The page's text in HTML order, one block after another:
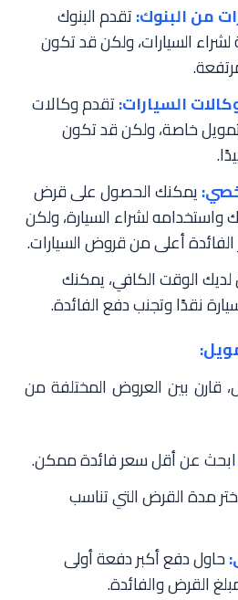
من البنوك:تقدم البنوك
السيارات، ولكن قد تكون
السيارات:تقدم وكالات
تمويل خاصة، ولكن قد تكون
يمكنك الحصول على قرض
لشراء السيارة، ولكن
أعلى من قروض السيارات.
لديك الوقت الكافي، يمكنك
نقدًا وتجنب دفع الفائدة.
قارن بين العروض المختلفة من
ابحث عن أقل سعر فائدة ممكن.
مدة القرض التي تناسب
حاول دفع أكبر دفعة أولى
القرض والفائدة.